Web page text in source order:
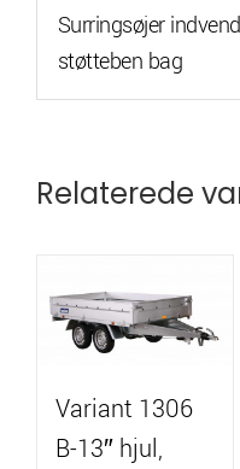
Surringsøjer
støtteben bag
Relaterede
Variant 1306
B-13″ hjul,